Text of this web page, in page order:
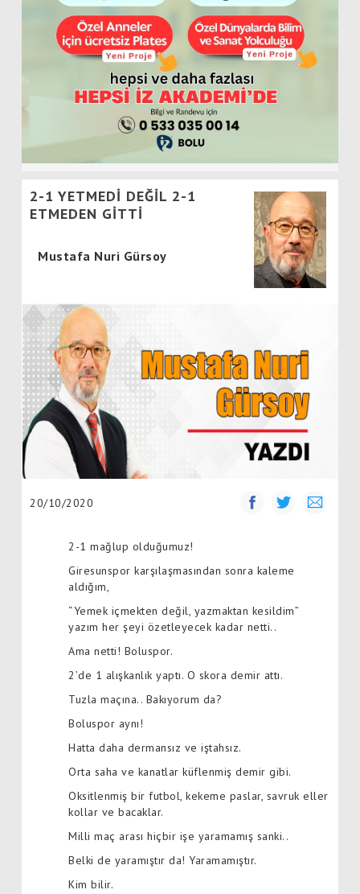
2-1 YETMEDİ DEĞİL 2-1
ETMEDEN GİTTİ
Mustafa Nuri Gürsoy
20/10/2020
2-1 mağlup olduğumuz!
Giresunspor karşılaşmasından sonra kaleme
aldığım,
“Yemek içmekten değil, yazmaktan kesildim”
yazım her şeyi özetleyecek kadar netti..
Ama netti! Boluspor.
2’de 1 alışkanlık yaptı. O skora demir attı.
Tuzla maçına.. Bakıyorum da?
Boluspor aynı!
Hatta daha dermansız ve iştahsız.
Orta saha ve kanatlar küflenmiş demir gibi.
Oksitlenmiş bir futbol, kekeme paslar, savruk eller
kollar ve bacaklar.
Milli maç arası hiçbir işe yaramamış sanki..
Belki de yaramıştır da! Yaramamıştır.
Kim bilir.